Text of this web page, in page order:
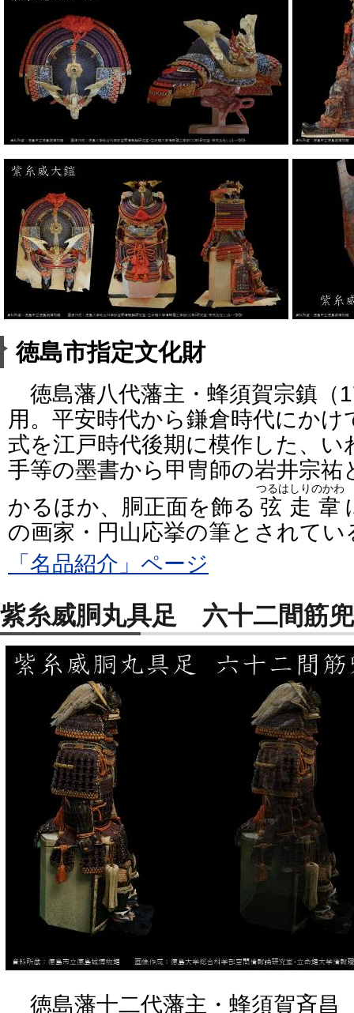
徳島市指定文化財
徳島藩八代藩主・蜂須賀宗鎮（
用。平安時代から鎌倉時代にか
式を江戸時代後期に模作した、い
手等の墨書から甲冑師の岩井宗祐
かるほか、胴正面を飾る 弦走韋
つるはしりのかわ
の画家・円山応挙の筆とされてい
「名品紹介」ページ
紫糸威胴丸具足 六十二間筋
徳島藩十二代藩主・蜂須賀斉昌